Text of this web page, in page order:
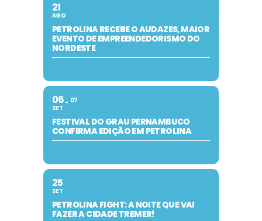
21
AGO
PETROLINA RECEBE O AUDAZES, MAIOR
EVENTO DE EMPREENDEDORISMO DO
NORDESTE
06
SET
07
FESTIVAL DO GRAU PERNAMBUCO
CONFIRMA EDIÇÃO EM PETROLINA
25
SET
PETROLINA FIGHT: A NOITE QUE VAI
FAZER A CIDADE TREMER!